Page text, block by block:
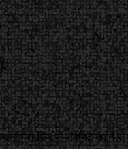
फिर से सबमिट करने